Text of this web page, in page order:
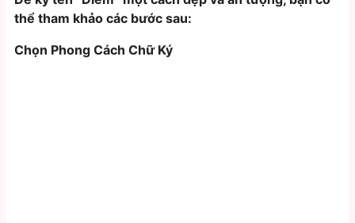
thể tham khảo các bước sau:
Chọn Phong Cách Chữ Ký